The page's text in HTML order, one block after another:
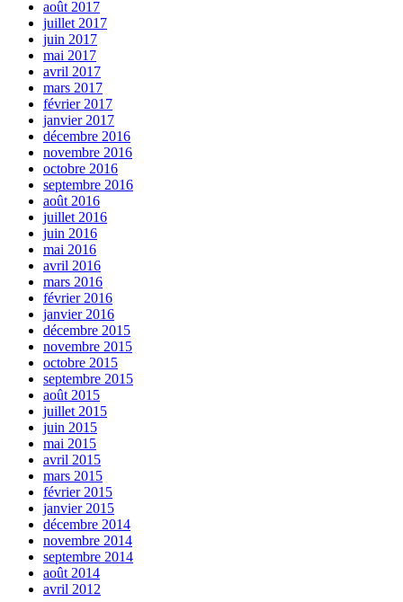
août 2017
juillet 2017
juin 2017
mai 2017
avril 2017
mars 2017
février 2017
janvier 2017
décembre 2016
novembre 2016
octobre 2016
septembre 2016
août 2016
juillet 2016
juin 2016
mai 2016
avril 2016
mars 2016
février 2016
janvier 2016
décembre 2015
novembre 2015
octobre 2015
septembre 2015
août 2015
juillet 2015
juin 2015
mai 2015
avril 2015
mars 2015
février 2015
janvier 2015
décembre 2014
novembre 2014
septembre 2014
août 2014
avril 2012